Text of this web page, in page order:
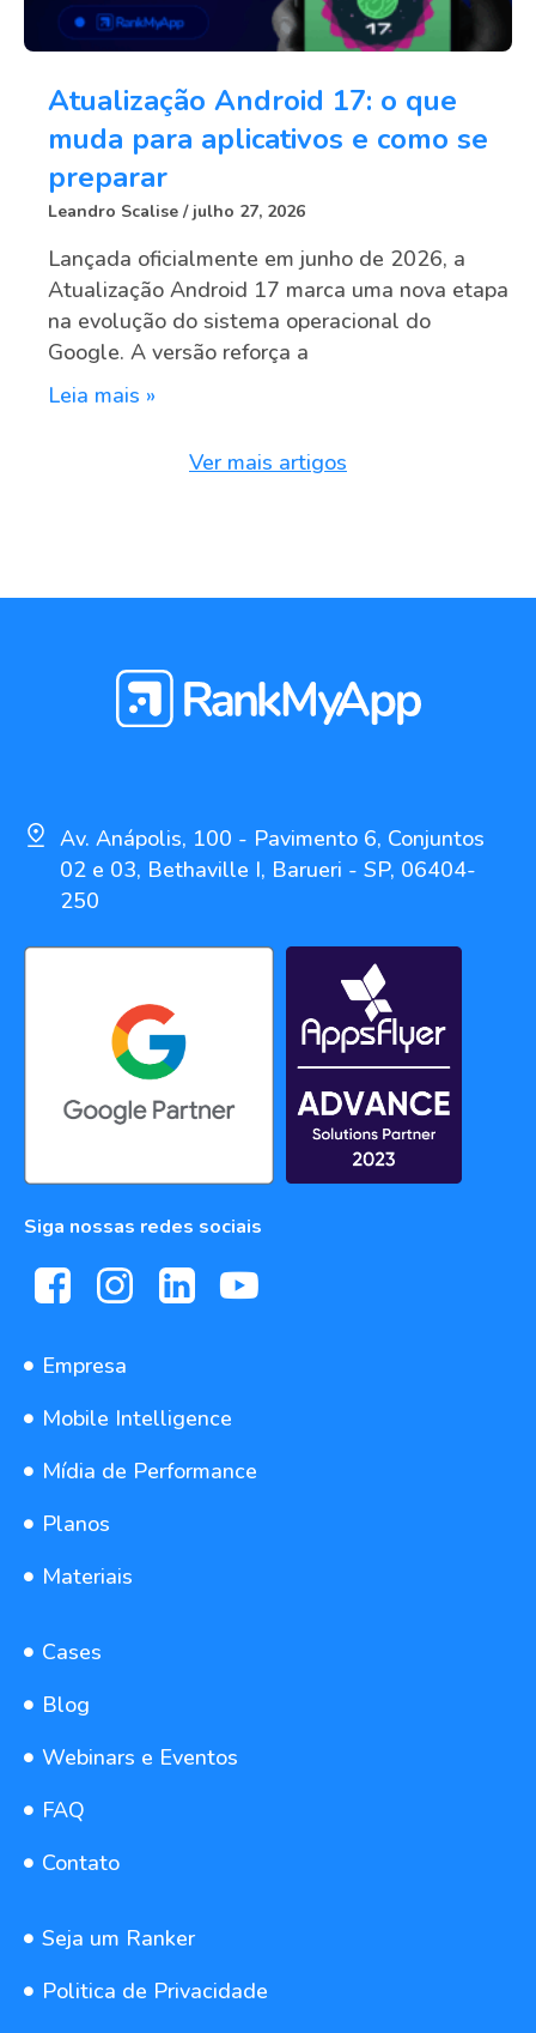
Atualização Android 17: o que
muda para aplicativos e como se
preparar
Leandro Scalise julho 27, 2026
Lançada oficialmente em junho de 2026, a
Atualização Android 17 marca uma nova etapa
na evolução do sistema operacional do
Google. A versão reforça a
Leia mais »
Ver mais artigos
Av. Anápolis, 100 - Pavimento 6, Conjuntos
02 e 03, Bethaville I, Barueri - SP, 06404-
250
Siga nossas redes sociais
Empresa
Mobile Intelligence
Mídia de Performance
Planos
Materiais
Cases
Blog
Webinars e Eventos
FAQ
Contato
Seja um Ranker
Politica de Privacidade